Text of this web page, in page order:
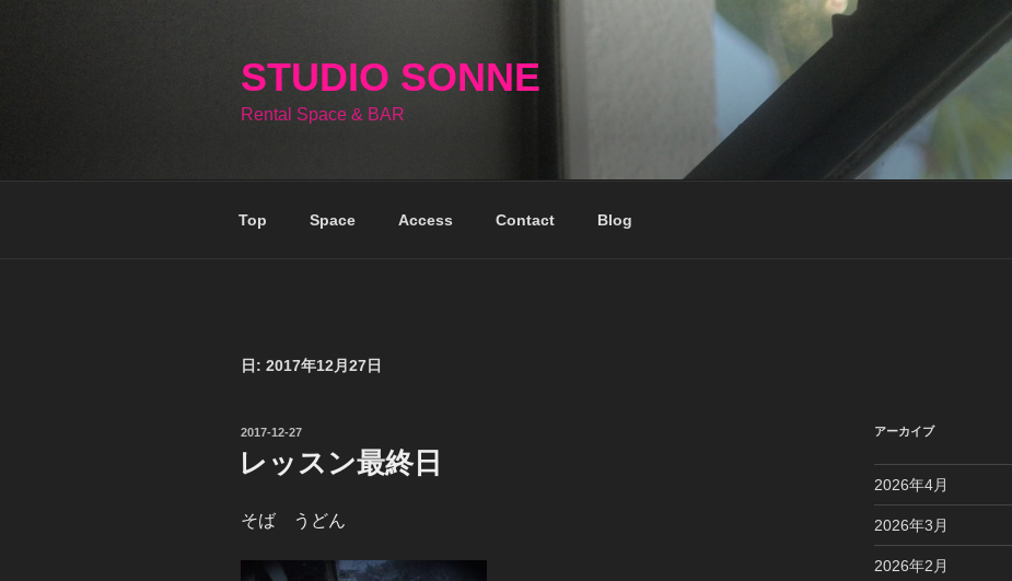
STUDIO SONNE
Rental Space & BAR
Top Space Access Contact Blog
日: 2017年12月27日
投
日:
2017-12-27
レッスン最終日
そば うどん
アーカイブ
2026年4月
2026年3月
2026年2月